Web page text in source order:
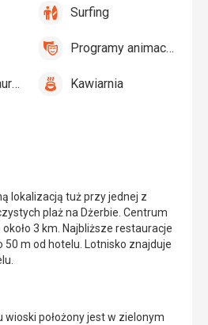
lokalizacją tuż przy jednej z
plaż na Dżerbie. Centrum
3 km. Najbliższe restauracje
50 m od hotelu. Lotnisko znajduje
wioski położony jest w zielonym
Bezpłatne
leżaki
i
parasole
plaży
Plac
Basen
dzieci
SurfingSurfing
tak
Programy
Programy animacyjne
tak
Hotelowa restauracja Kawiarnia
Kawiarnia
tak